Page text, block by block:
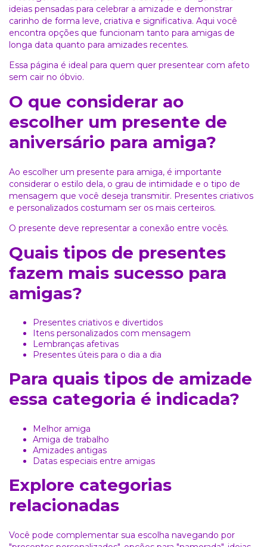
ideias pensadas para celebrar a amizade e demonstrar
carinho de forma leve, criativa e significativa. Aqui você
encontra opções que funcionam tanto para amigas de
longa data quanto para amizades recentes.
Essa página é ideal para quem quer presentear com afeto
sem cair no óbvio.
O que considerar ao
escolher um presente de
aniversário para amiga?
Ao escolher um presente para amiga, é importante
considerar o estilo dela, o grau de intimidade e o tipo de
mensagem que você deseja transmitir. Presentes criativos
e personalizados costumam ser os mais certeiros.
O presente deve representar a conexão entre vocês.
Quais tipos de presentes
fazem mais sucesso para
amigas?
Presentes criativos e divertidos
Itens personalizados com mensagem
Lembranças afetivas
Presentes úteis para o dia a dia
Para quais tipos de amizade
essa categoria é indicada?
Melhor amiga
Amiga de trabalho
Amizades antigas
Datas especiais entre amigas
Explore categorias
relacionadas
Você pode complementar sua escolha navegando por